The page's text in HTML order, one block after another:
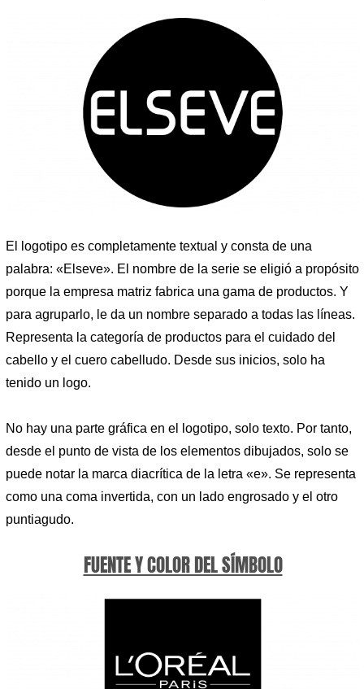
El logotipo es completamente textual y consta de una
palabra: «Elseve». El nombre de la serie se eligió a propósito
porque la empresa matriz fabrica una gama de productos. Y
para agruparlo, le da un nombre separado a todas las líneas.
Representa la categoría de productos para el cuidado del
cabello y el cuero cabelludo. Desde sus inicios, solo ha
tenido un logo.
No hay una parte gráfica en el logotipo, solo texto. Por tanto,
desde el punto de vista de los elementos dibujados, solo se
puede notar la marca diacrítica de la letra «e». Se representa
como una coma invertida, con un lado engrosado y el otro
puntiagudo.
FUENTE Y COLOR DEL SÍMBOLO